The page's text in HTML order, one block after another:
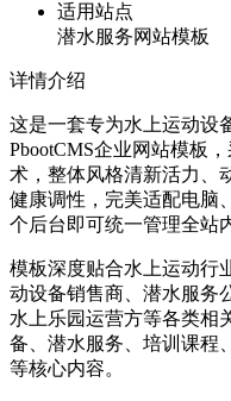
适用站点
潜水服务网站模板
详情介绍
这是一套专为水上运动设
PbootCMS企业网站模板
术，整体风格清新活力、
健康调性，完美适配电脑
个后台即可统一管理全站
模板深度贴合水上运动行
动设备销售商、潜水服务
水上乐园运营方等各类相
备、潜水服务、培训课程
等核心内容。